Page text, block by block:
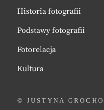
Historia fotografii
Podstawy fotografii
Fotorelacja
Kultura
© JUSTYNA